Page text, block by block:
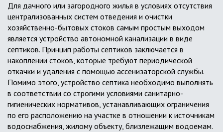
Для дачного или загородного жилья в условиях отсутствия
централизованных систем отведения и очистки
хозяйственно-бытовых стоков самым простым выходом
является устройство автономной канализации в виде
септиков. Принцип работы септиков заключается в
накоплении стоков, которые требуют периодической
откачки и удаления с помощью ассенизаторской службы.
Помимо этого, устройство септика необходимо выполнять
в соответствии со строгими условиями санитарно-
гигиенических нормативов, устанавливающих ограничения
по его расположению на участке в отношении к источникам
водоснабжения, жилому объекту, близлежащим водоемам.